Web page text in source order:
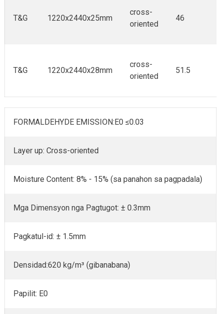
T&G 1220x2440x25mm
cross-
oriented
46
T&G 1220x2440x28mm
cross-
oriented
51.5
FORMALDEHYDE EMISSION:E0 ≤0.03
Layer up: Cross-oriented
Moisture Content: 8% - 15% (sa panahon sa pagpadala)
Mga Dimensyon nga Pagtugot: ± 0.3mm
Pagkatul-id: ± 1.5mm
Densidad:620 kg/m³ (gibanabana)
Papilit: E0